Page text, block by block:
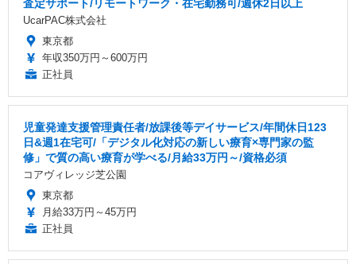
査定サポート/リモートワーク・在宅勤務可/週休2日以上
UcarPAC株式会社
東京都
年収350万円～600万円
正社員
児童発達支援管理責任者/放課後等デイサービス/年間休日123
日&週1在宅可/「デジタル化対応の新しい療育×専門家の監
修」で質の高い療育が学べる/月給33万円～/資格必須
コアヴィレッジ芝公園
東京都
月給33万円～45万円
正社員